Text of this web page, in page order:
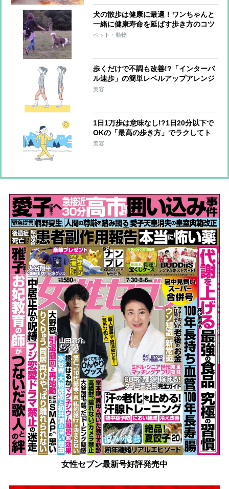
犬の散歩は健康に最適！ワンちゃんと
一緒に健康寿命を延ばす歩き方のコツ
ペット・動物
歩くだけで不調も改善!?「インターバ
ル速歩」の簡単レベルアップアレンジ
2選
美容
1日1万歩は意味なし!?1日20分以下で
OKの「最高の歩き方」でラクしてト
レーニング
美容
女性セブン最新号好評発売中